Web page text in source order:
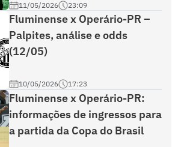
11/05/2026 23:09
Fluminense x Operário-PR –
Palpites, análise e odds
(12/05)
10/05/2026 17:23
Fluminense x Operário-PR:
informações de ingressos para
a partida da Copa do Brasil